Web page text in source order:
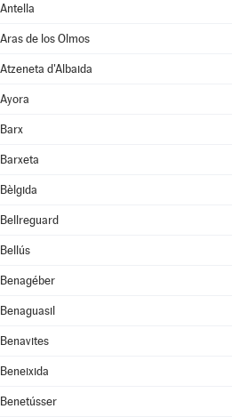
Antella
Aras de los Olmos
Atzeneta d'Albaida
Ayora
Barx
Barxeta
Bèlgida
Bellreguard
Bellús
Benagéber
Benaguasil
Benavites
Beneixida
Benetússer